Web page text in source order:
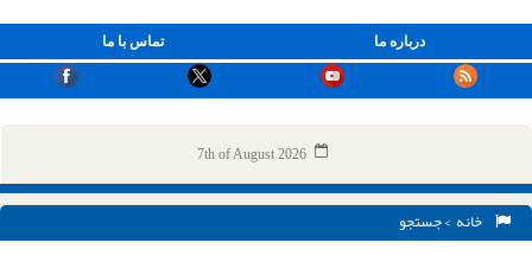
تماس با ما درباره ما
7th of August 2026
خانه > جستجو